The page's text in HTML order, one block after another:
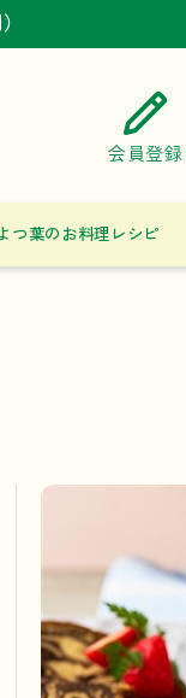
会員登録
つ葉のお料理レシピ